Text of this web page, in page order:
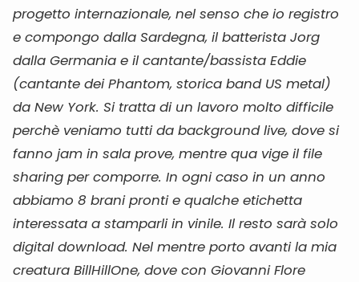
progetto internazionale, nel senso che io registro
e compongo dalla Sardegna, il batterista Jorg
dalla Germania e il cantante/bassista Eddie
(cantante dei Phantom, storica band US metal)
da New York. Si tratta di un lavoro molto difficile
perchè veniamo tutti da background live, dove si
fanno jam in sala prove, mentre qua vige il file
sharing per comporre. In ogni caso in un anno
abbiamo 8 brani pronti e qualche etichetta
interessata a stamparli in vinile. Il resto sarà solo
digital download. Nel mentre porto avanti la mia
creatura BillHillOne, dove con Giovanni Flore